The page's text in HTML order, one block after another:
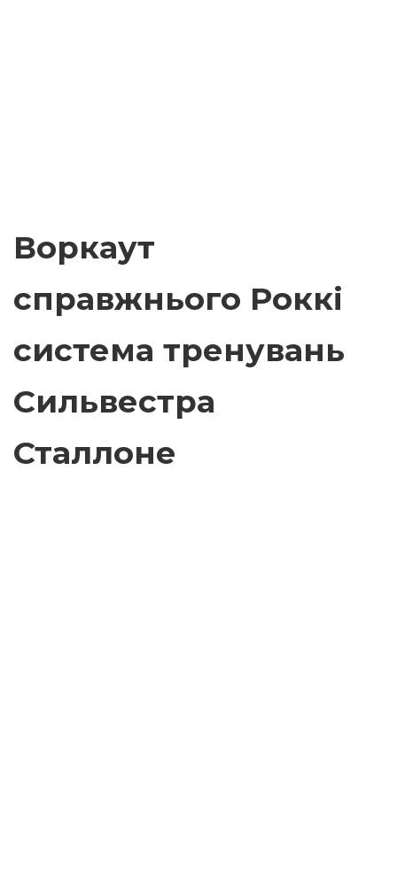
Воркаут
справжнього Роккі
система тренувань
Сильвестра
Сталлоне